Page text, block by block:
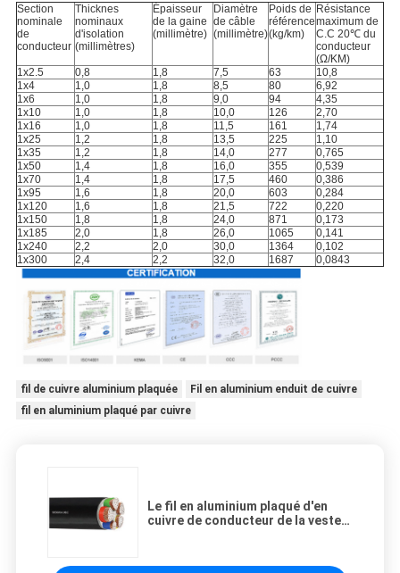
Section
nominale
de
conducteur
Thicknes
nominaux
d'isolation
(millimètres)
Épaisseur
de la gaine
(millimètre)
Diamètre
de câble
(millimètre)
Poids de
référence
(kg/km)
Résistance
maximum de
C.C 20℃ du
conducteur
(Ω/KM)
1x2.5
0,8 1,8 7,5 63
10,8
1x4
1,0 1,8 8,5 80
6,92
1x6
1,0 1,8 9,0 94
4,35
1x10
1,0 1,8 10,0 126
2,70
1x16
1,0 1,8 11,5 161
1,74
1x25
1,2 1,8 13,5 225
1,10
1x35
1,2 1,8 14,0 277
0,765
1x50
1,4 1,8 16,0 355
0,539
1x70
1,4 1,8 17,5 460
0,386
1x95
1,6 1,8 20,0 603
0,284
1x120
1,6 1,8 21,5 722
0,220
1x150
1,8 1,8 24,0 871
0,173
1x185
2,0 1,8 26,0 1065
0,141
1x240
2,2 2,0 30,0 1364
0,102
1x300
2,4 2,2 32,0 1687 0,0843
fil de cuivre aluminium plaquée
Fil en aluminium enduit de cuivre
fil en aluminium plaqué par cuivre
Le fil en aluminium plaqué d'en
cuivre de conducteur de la veste